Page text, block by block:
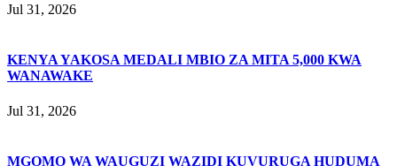
Jul 31, 2026
KENYA YAKOSA MEDALI MBIO ZA MITA 5,000 KWA
WANAWAKE
Jul 31, 2026
MGOMO WA WAUGUZI WAZIDI KUVURUGA HUDUMA